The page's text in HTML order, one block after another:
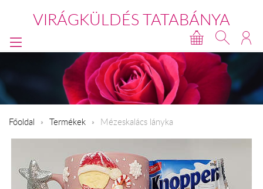
VIRÁGKÜLDÉS TATABÁNYA
Főoldal Termékek Mézeskalács lányka